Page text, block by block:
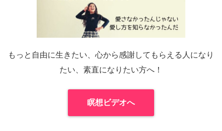
もっと自由に生きたい、心から感謝してもらえる人になり
たい、素直になりたい方へ！
瞑想ビデオへ